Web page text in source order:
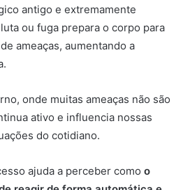
antigo e extremamente
ou fuga prepara o corpo para
ameaças, aumentando a
onde muitas ameaças não são
ativo e influencia nossas
do cotidiano.
ajuda a perceber como o